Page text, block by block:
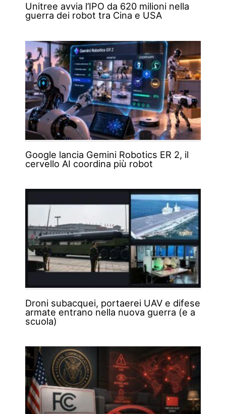
Unitree avvia l’IPO da 620 milioni nella
guerra dei robot tra Cina e USA
Google lancia Gemini Robotics ER 2, il
cervello AI coordina più robot
Droni subacquei, portaerei UAV e difese
armate entrano nella nuova guerra (e a
scuola)